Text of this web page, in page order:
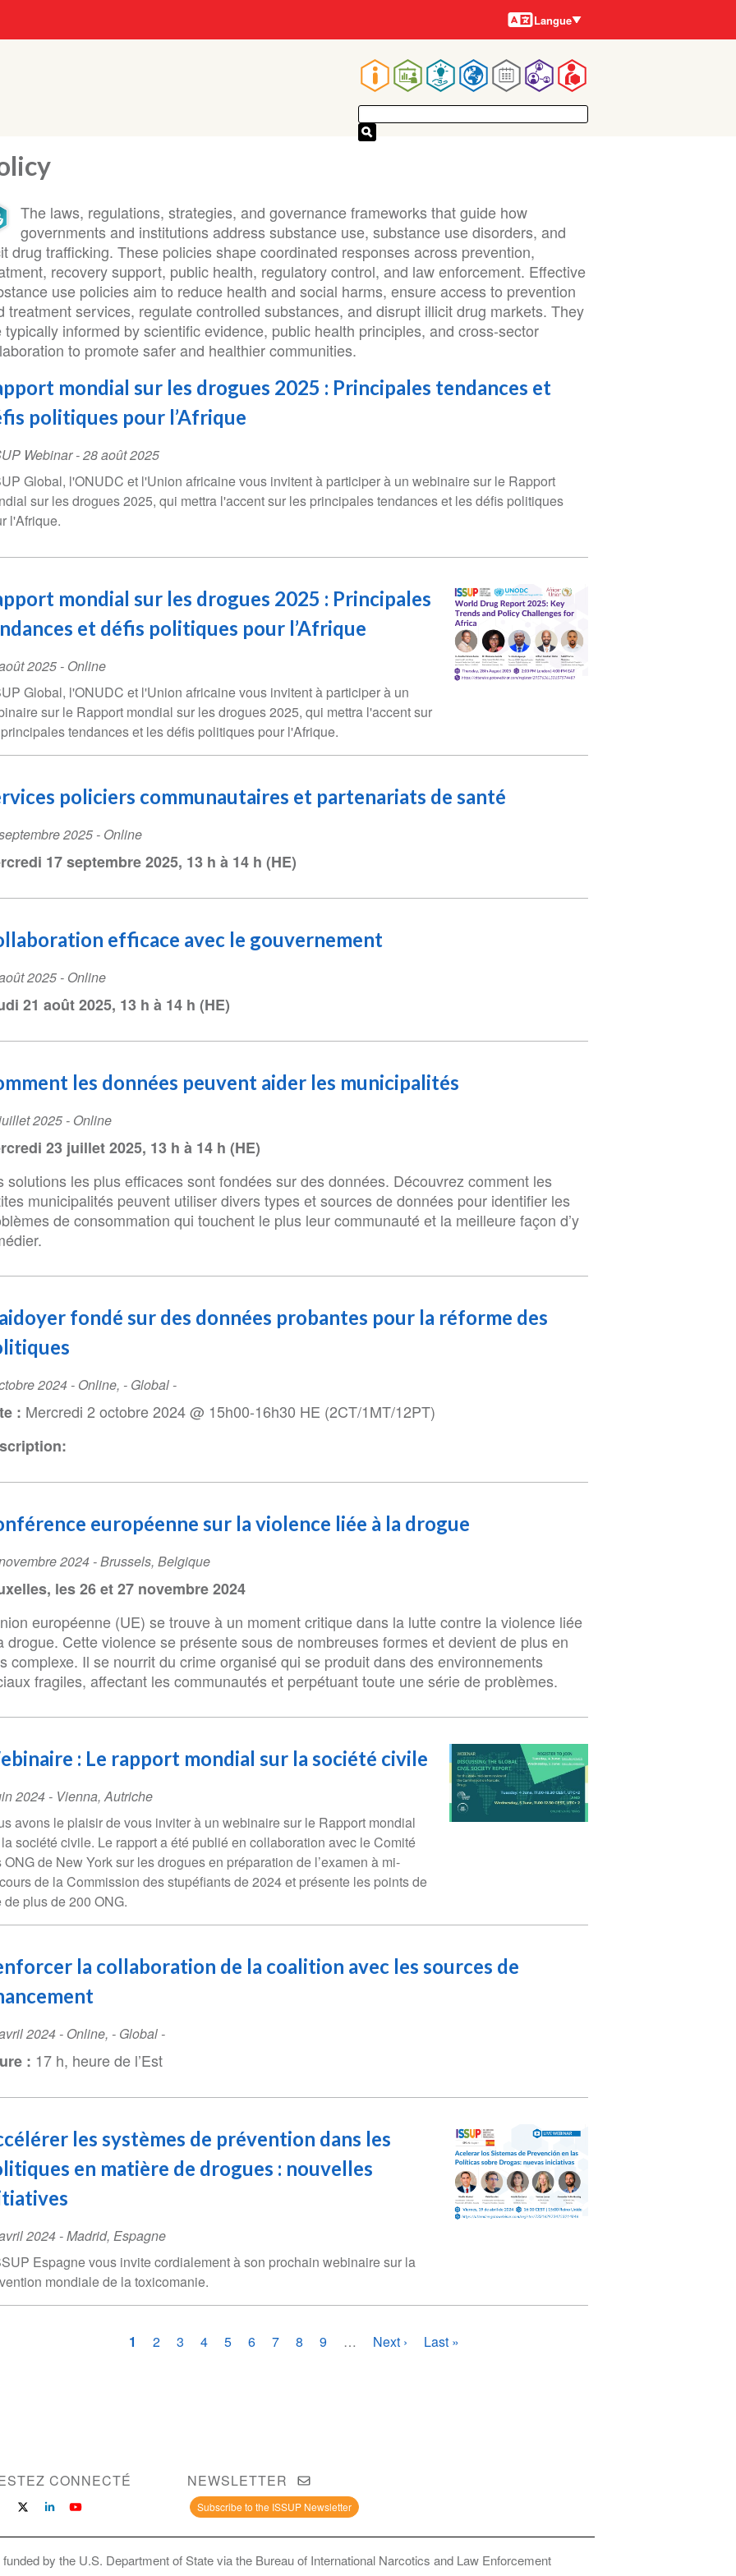
Main
navigation
Langues
Langue
The laws, regulations, strategies, and governance frameworks that guide how
governments and institutions address substance use, substance use disorders, and
drug trafficking. These policies shape coordinated responses across prevention,
recovery support, public health, regulatory control, and law enforcement. Effective
use policies aim to reduce health and social harms, ensure access to prevention
treatment services, regulate controlled substances, and disrupt illicit drug markets. They
typically informed by scientific evidence, public health principles, and cross-sector
to promote safer and healthier communities.
mondial sur les drogues 2025 : Principales tendances et
politiques pour l’Afrique
Webinar-28 août 2025
Global, l'ONUDC et l'Union africaine vous invitent à participer à un webinaire sur le Rapport
sur les drogues 2025, qui mettra l'accent sur les principales tendances et les défis politiques
l'Afrique.
mondial sur les drogues 2025 : Principales
et défis politiques pour l’Afrique
2025 - Online
Global, l'ONUDC et l'Union africaine vous invitent à participer à un
sur le Rapport mondial sur les drogues 2025, qui mettra l'accent sur
tendances et les défis politiques pour l'Afrique.
policiers communautaires et partenariats de santé
2025 - Online
17 septembre 2025, 13 h à 14 h (HE)
efficace avec le gouvernement
2025 - Online
21 août 2025, 13 h à 14 h (HE)
les données peuvent aider les municipalités
2025 - Online
23 juillet 2025, 13 h à 14 h (HE)
solutions les plus efficaces sont fondées sur des données. Découvrez comment les
municipalités peuvent utiliser divers types et sources de données pour identifier les
de consommation qui touchent le plus leur communauté et la meilleure façon d’y
fondé sur des données probantes pour la réforme des
2024 - Online, - Global -
: Mercredi 2 octobre 2024 @ 15h00-16h30 HE (2CT/1MT/12PT)
européenne sur la violence liée à la drogue
2024 -Brussels, Belgique
les 26 et 27 novembre 2024
européenne (UE) se trouve à un moment critique dans la lutte contre la violence liée
drogue. Cette violence se présente sous de nombreuses formes et devient de plus en
complexe. Il se nourrit du crime organisé qui se produit dans des environnements
fragiles, affectant les communautés et perpétuant toute une série de problèmes.
: Le rapport mondial sur la société civile
2024 - Vienna,Autriche
avons le plaisir de vous inviter à un webinaire sur le Rapport mondial
société civile. Le rapport a été publié en collaboration avec le Comité
ONG de New York sur les drogues en préparation de l’examen à mi-
de la Commission des stupéfiants de 2024 et présente les points de
de plus de 200 ONG.
la collaboration de la coalition avec les sources de
2024 - Online, - Global -
: 17 h, heure de l’Est
les systèmes de prévention dans les
en matière de drogues : nouvelles
2024 -Madrid, Espagne
Espagne vous invite cordialement à son prochain webinaire sur la
mondiale de la toxicomanie.
Page
1 Page
2 Page
3 Page
4 Page
5 Page
6 Page
7 Page
8 Page
9 …
Page
Next ›
Dernière
Last »
CONNECTÉ NEWSLETTER
Subscribe to the ISSUP Newsletter
by the U.S. Department of State via the Bureau of International Narcotics and Law Enforcement